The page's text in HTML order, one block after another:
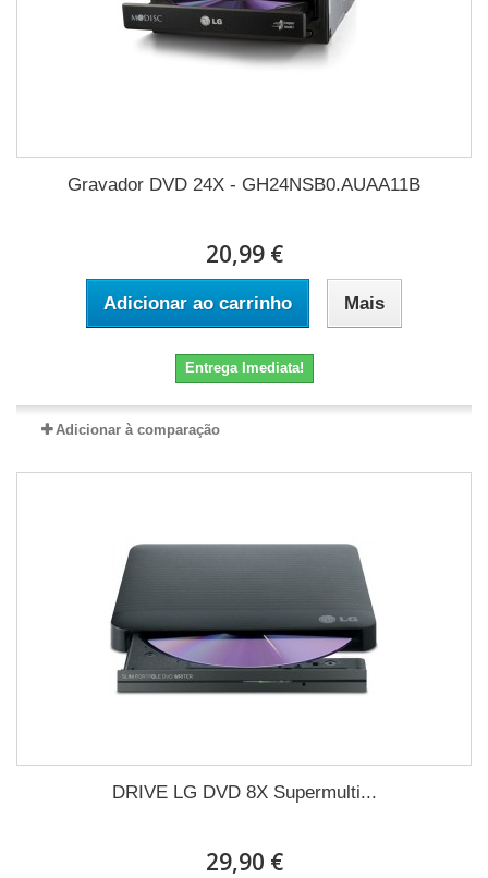
Gravador DVD 24X - GH24NSB0.AUAA11B
20,99 €
Adicionar ao carrinho Mais
Entrega Imediata!
Adicionar à comparação
DRIVE LG DVD 8X Supermulti...
29,90 €